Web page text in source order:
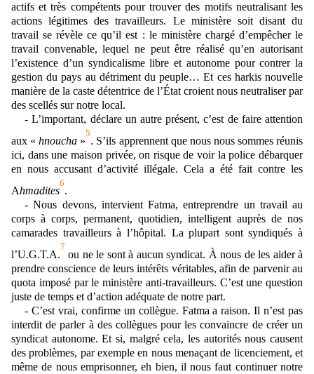
actifs et très compétents pour trouver des motifs neutralisant les
actions légitimes des travailleurs. Le ministère soit disant du
travail se révèle ce qu’il est : le ministère chargé d’empêcher le
travail convenable, lequel ne peut être réalisé qu’en autorisant
l’existence d’un syndicalisme libre et autonome pour contrer la
gestion du pays au détriment du peuple… Et ces harkis nouvelle
manière de la caste détentrice de l’État croient nous neutraliser par
des scellés sur notre local.
- L’important, déclare un autre présent, c’est de faire attention
aux « hnoucha »
5
. S’ils apprennent que nous nous sommes réunis
ici, dans une maison privée, on risque de voir la police débarquer
en nous accusant d’activité illégale. Cela a été fait contre les
Ahmadites
6
.
- Nous devons, intervient Fatma, entreprendre un travail au
corps à corps, permanent, quotidien, intelligent auprès de nos
camarades travailleurs à l’hôpital. La plupart sont syndiqués à
l’U.G.T.A.
7
ou ne le sont à aucun syndicat. À nous de les aider à
prendre conscience de leurs intérêts véritables, afin de parvenir au
quota imposé par le ministère anti-travailleurs. C’est une question
juste de temps et d’action adéquate de notre part.
- C’est vrai, confirme un collègue. Fatma a raison. Il n’est pas
interdit de parler à des collègues pour les convaincre de créer un
syndicat autonome. Et si, malgré cela, les autorités nous causent
des problèmes, par exemple en nous menaçant de licenciement, et
même de nous emprisonner, eh bien, il nous faut continuer notre